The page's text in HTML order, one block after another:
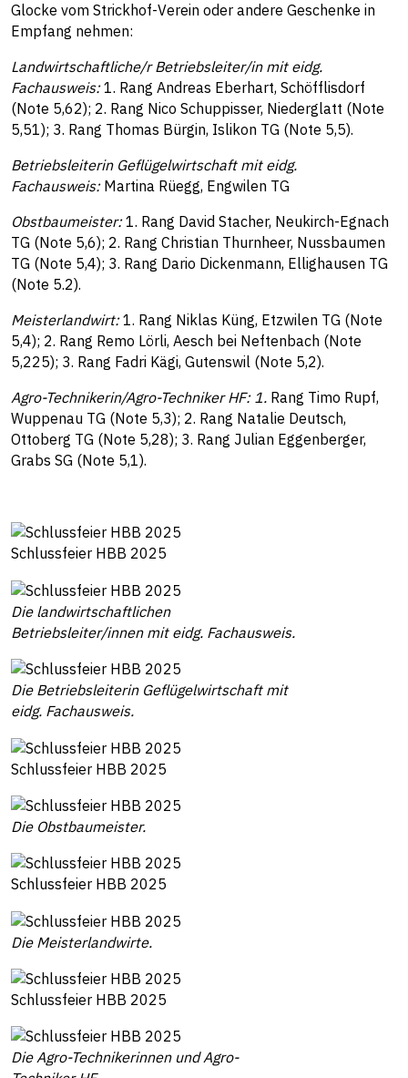
Glocke vom Strickhof-Verein oder andere Geschenke in
Empfang nehmen:
Landwirtschaftliche/r Betriebsleiter/in mit eidg.
Fachausweis:1. Rang Andreas Eberhart, Schöfflisdorf
(Note 5,62); 2. Rang Nico Schuppisser, Niederglatt (Note
5,51); 3. Rang Thomas Bürgin, Islikon TG (Note 5,5).
Betriebsleiterin Geflügelwirtschaft mit eidg.
Fachausweis: Martina Rüegg, Engwilen TG
Obstbaumeister:1. Rang David Stacher, Neukirch-Egnach
TG (Note 5,6); 2. Rang Christian Thurnheer, Nussbaumen
TG (Note 5,4); 3. Rang Dario Dickenmann, Ellighausen TG
(Note 5.2).
Meisterlandwirt:1. Rang Niklas Küng, Etzwilen TG (Note
5,4); 2. Rang Remo Lörli, Aesch bei Neftenbach (Note
5,225); 3. Rang Fadri Kägi, Gutenswil (Note 5,2).
Agro-Technikerin/Agro-Techniker HF: 1. Rang Timo Rupf,
Wuppenau TG (Note 5,3); 2. Rang Natalie Deutsch,
Ottoberg TG (Note 5,28); 3. Rang Julian Eggenberger,
Grabs SG (Note 5,1).
Schlussfeier HBB 2025
Die landwirtschaftlichen
Betriebsleiter/innen mit eidg. Fachausweis.
Die Betriebsleiterin Geflügelwirtschaft mit
eidg. Fachausweis.
Schlussfeier HBB 2025
Die Obstbaumeister.
Schlussfeier HBB 2025
Die Meisterlandwirte.
Schlussfeier HBB 2025
Die Agro-Technikerinnen und Agro-